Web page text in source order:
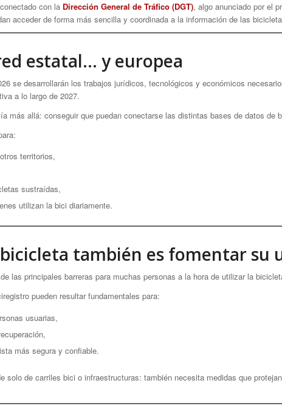
con la Dirección General de Tráfico (DGT), algo anunciado por el
acceder de forma más sencilla y coordinada a la información de las
estatal… y europea
se desarrollarán los trabajos jurídicos, tecnológicos y económicos
a lo largo de 2027.
más allá: conseguir que puedan conectarse las distintas bases de datos de
territorios,
sustraídas,
utilizan la bici diariamente.
bicicleta también es fomentar su
las principales barreras para muchas personas a la hora de utilizar la
pueden resultar fundamentales para:
usuarias,
más segura y confiable.
solo de carriles bici o infraestructuras: también necesita medidas que